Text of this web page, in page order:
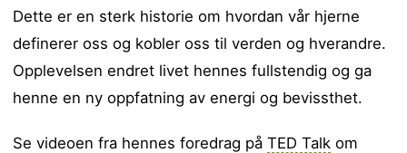
Dette er en sterk historie om hvordan vår hjerne
definerer oss og kobler oss til verden og hverandre.
Opplevelsen endret livet hennes fullstendig og ga
henne en ny oppfatning av energi og bevissthet.
Se videoen fra hennes foredrag påTED Talk om